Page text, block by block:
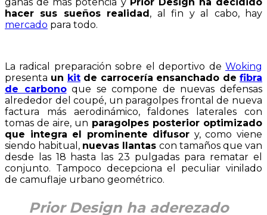
hacer sus sueños realidad, al fin y al cabo, hay
mercado para todo.
La radical preparación sobre el deportivo de Woking
presenta un kitde carrocería ensanchado defibra
de carbonoque se compone de nuevas defensas
alrededor del coupé, un paragolpes frontal de nueva
factura más aerodinámico, faldones laterales con
tomas de aire, un paragolpes posterior optimizado
que integra el prominente difusor y, como viene
siendo habitual, nuevas llantas con tamaños que van
desde las 18 hasta las 23 pulgadas para rematar el
conjunto. Tampoco decepciona el peculiar vinilado
de camuflaje urbano geométrico.
Prior Design ha aderezado